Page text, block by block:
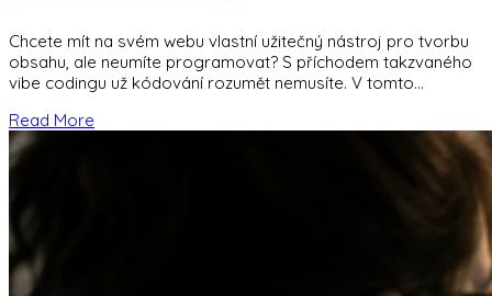
Chcete mít na svém webu vlastní užitečný nástroj pro tvorbu
obsahu, ale neumíte programovat? S příchodem takzvaného
vibe codingu už kódování rozumět nemusíte. V tomto
Read More